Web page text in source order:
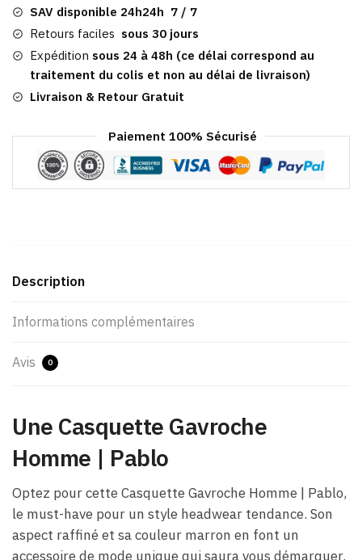
|
Pablo
SAV disponible 24h24h 7 / 7
Retours faciles sous 30 jours
Expédition sous 24 à 48h (ce délai correspond au
traitement du colis et non au délai de livraison)
Livraison & Retour Gratuit
Paiement 100% Sécurisé
Description
Informations complémentaires
Avis 0
Une Casquette Gavroche
Homme | Pablo
Optez pour cette Casquette Gavroche Homme | Pablo,
le must-have pour un style headwear tendance. Son
aspect raffiné et sa couleur marron en font un
accessoire de mode unique qui saura vous démarquer.